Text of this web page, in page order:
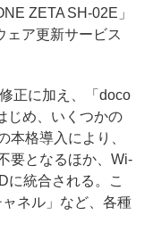
ZETA SH-02E」
ェア更新サービス
正に加え、「doco
じめ、いくつかの
本格導入により、
要となるほか、Wi-
に統合される。こ
ネル」など、各種